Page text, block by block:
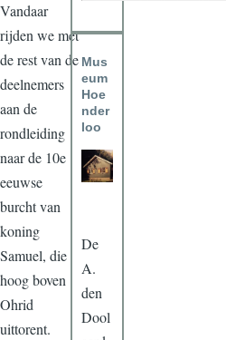
Vandaar
rijden we met
de rest van de
deelnemers
aan de
rondleiding
naar de 10e
eeuwse
burcht van
koning
Samuel, die
hoog boven
Ohrid
uittorent.
Mus
eum
Hoe
nder
loo
De
A.
den
Dool